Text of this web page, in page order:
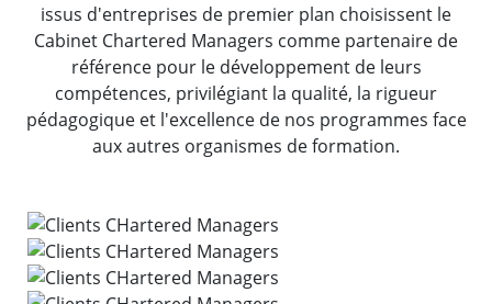
issus d'entreprises de premier plan choisissent le
Cabinet Chartered Managers comme partenaire de
référence pour le développement de leurs
compétences, privilégiant la qualité, la rigueur
pédagogique et l'excellence de nos programmes face
aux autres organismes de formation.